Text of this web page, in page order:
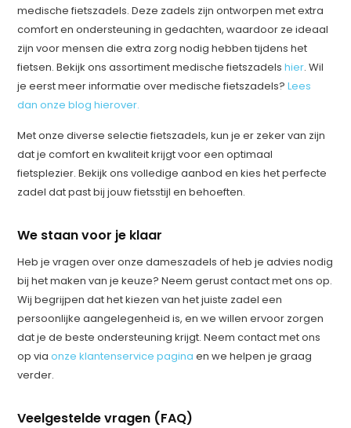
medische fietszadels. Deze zadels zijn ontworpen met extra
comfort en ondersteuning in gedachten, waardoor ze ideaal
zijn voor mensen die extra zorg nodig hebben tijdens het
fietsen. Bekijk ons assortiment medische fietszadels hier. Wil
je eerst meer informatie over medische fietszadels?Lees
dan onze blog hierover.
Met onze diverse selectie fietszadels, kun je er zeker van zijn
dat je comfort en kwaliteit krijgt voor een optimaal
fietsplezier. Bekijk ons volledige aanbod en kies het perfecte
zadel dat past bij jouw fietsstijl en behoeften.
We staan voor je klaar
Heb je vragen over onze dameszadels of heb je advies nodig
bij het maken van je keuze? Neem gerust contact met ons op.
Wij begrijpen dat het kiezen van het juiste zadel een
persoonlijke aangelegenheid is, en we willen ervoor zorgen
dat je de beste ondersteuning krijgt. Neem contact met ons
op via onze klantenservice pagina en we helpen je graag
verder.
Veelgestelde vragen (FAQ)